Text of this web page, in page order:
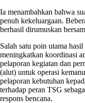
Ia menambahkan bahwa
penuh kekeluargaan.
berhasil dirumuskan
Salah satu poin utama
meningkatkan koordinasi
pelaporan kegiatan dan
(alut) untuk operasi
pelaporan kebutuhan
terhadap peran TSG
respons bencana.